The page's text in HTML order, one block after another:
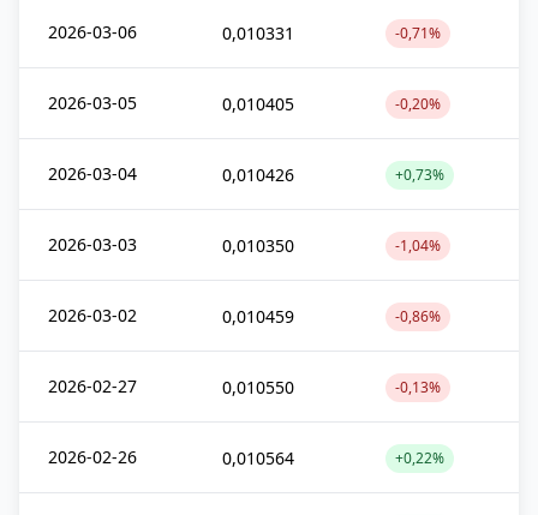
2026-03-06 0,010331 -0,71%
2026-03-05 0,010405 -0,20%
2026-03-04 0,010426 +0,73%
2026-03-03 0,010350 -1,04%
2026-03-02 0,010459 -0,86%
2026-02-27 0,010550 -0,13%
2026-02-26 0,010564 +0,22%